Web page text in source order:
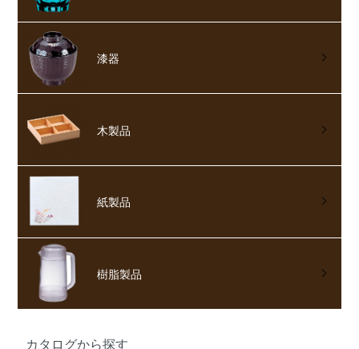
漆器
木製品
紙製品
樹脂製品
カタログから探す